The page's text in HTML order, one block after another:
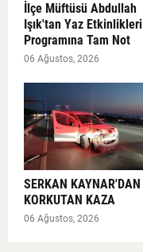
İlçe Müftüsü Abdullah
Işık'tan Yaz Etkinlikleri
Programına Tam Not
06 Ağustos, 2026
SERKAN KAYNAR'DAN
KORKUTAN KAZA
06 Ağustos, 2026